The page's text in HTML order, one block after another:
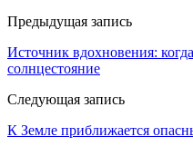
Предыдущая запись
Источник вдохновения:
солнцестояние
Следующая запись
К Земле приближается